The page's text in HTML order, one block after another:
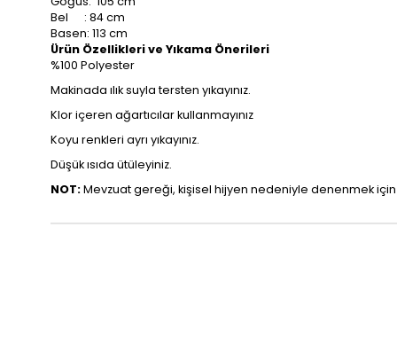
Bel : 84 cm
Basen: 113 cm
Ürün Özellikleri ve Yıkama Önerileri
%100 Polyester
Makinada ılık suyla tersten yıkayınız.
Klor içeren ağartıcılar kullanmayınız
Koyu renkleri ayrı yıkayınız.
Düşük ısıda ütüleyiniz.
NOT:Mevzuat gereği, kişisel hijyen nedeniyle denenmek